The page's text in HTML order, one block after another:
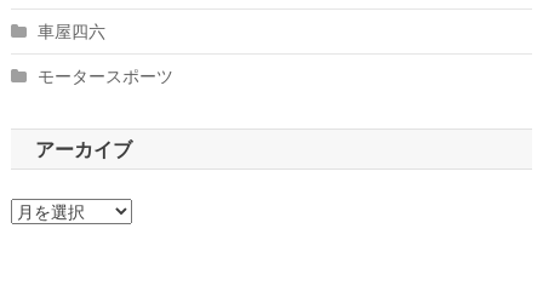
車屋四六
モータースポーツ
アーカイブ
ア